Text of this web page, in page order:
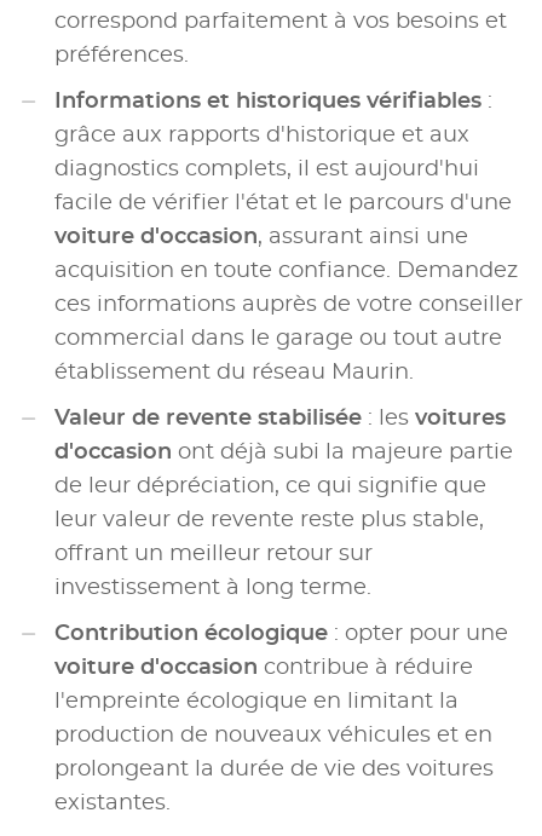
correspond parfaitement à vos besoins et
préférences.
Informations et historiques vérifiables :
grâce aux rapports d'historique et aux
diagnostics complets, il est aujourd'hui
facile de vérifier l'état et le parcours d'une
voiture d'occasion, assurant ainsi une
acquisition en toute confiance. Demandez
ces informations auprès de votre conseiller
commercial dans le garage ou tout autre
établissement du réseau Maurin.
Valeur de revente stabilisée : les voitures
d'occasion ont déjà subi la majeure partie
de leur dépréciation, ce qui signifie que
leur valeur de revente reste plus stable,
offrant un meilleur retour sur
investissement à long terme.
Contribution écologique : opter pour une
voiture d'occasion contribue à réduire
l'empreinte écologique en limitant la
production de nouveaux véhicules et en
prolongeant la durée de vie des voitures
existantes.